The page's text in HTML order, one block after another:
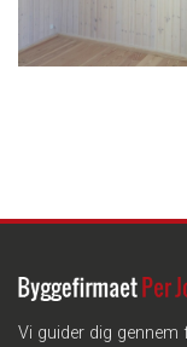
Vi guider dig